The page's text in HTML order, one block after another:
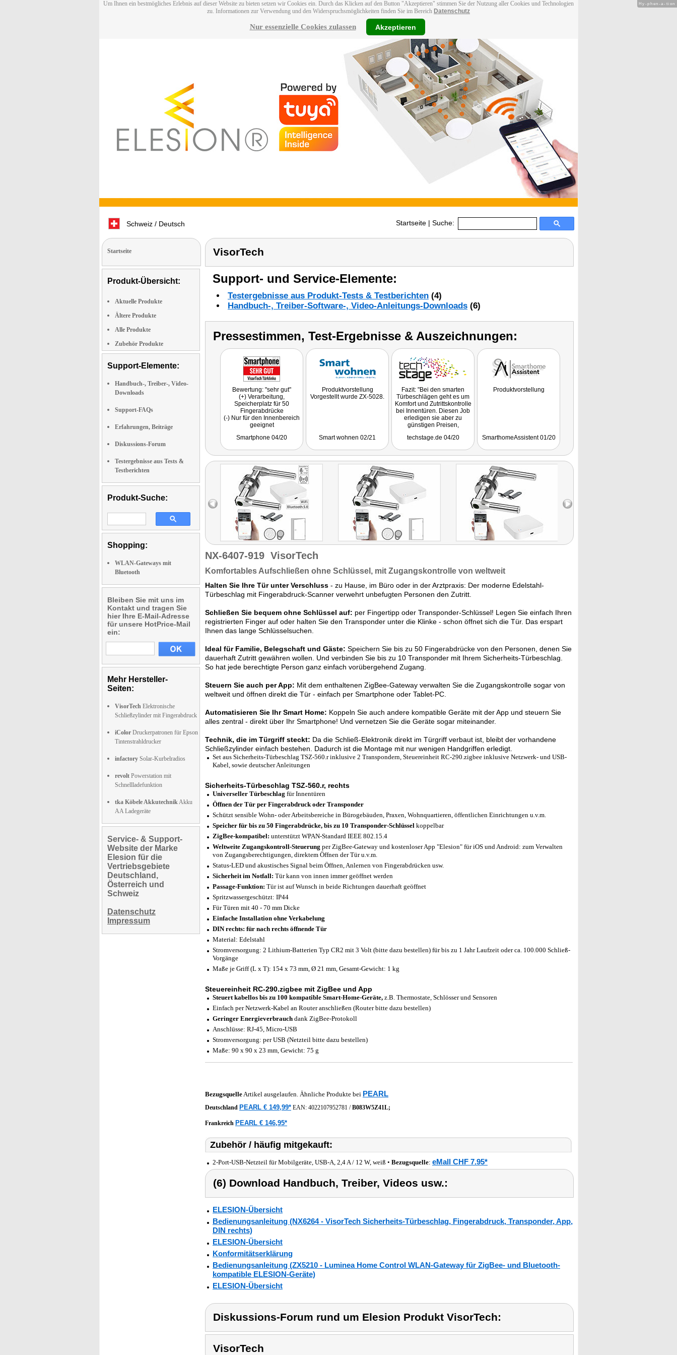
Um Ihnen ein bestmögliches Erlebnis auf dieser Website zu bieten setzen wir Cookies ein. Durch das Klicken auf den Button "Akzeptieren" stimmen Sie der Nutzung aller Cookies und Technologien
zu. Informationen zur Verwendung und den Widerspruchsmöglichkeiten finden Sie im Bereich Datenschutz
Nur essenzielle Cookies zulassen Akzeptieren
Schweiz / Deutsch Startseite | Suche:
Startseite
Produkt-Übersicht:
Aktuelle Produkte
Ältere Produkte
Alle Produkte
Zubehör Produkte
Support-Elemente:
Handbuch-, Treiber-, Video-
Downloads
Support-FAQs
Erfahrungen, Beiträge
Diskussions-Forum
Testergebnisse aus Tests &
Testberichten
Produkt-Suche:
Shopping:
WLAN-Gateways mit
Bluetooth
Bleiben Sie mit uns im
Kontakt und tragen Sie
hier Ihre E-Mail-Adresse
für unsere HotPrice-Mail
ein:
Mehr Hersteller-
Seiten:
VisorTech Elektronische
Schließzylinder mit Fingerabdruck
iColor Druckerpatronen für Epson
Tintenstrahldrucker
infactory Solar-Kurbelradios
revolt Powerstation mit
Schnellladefunktion
tka Köbele AkkutechnikAkku
AA Ladegeräte
Service- & Support-
Website der Marke
Elesion für die
Vertriebsgebiete
Deutschland,
Österreich und
Schweiz
Datenschutz
Impressum
VisorTech
Support- und Service-Elemente:
Testergebnisse aus Produkt-Tests & Testberichten (4)
Handbuch-, Treiber-Software-, Video-Anleitungs-Downloads (6)
Pressestimmen, Test-Ergebnisse & Auszeichnungen:
Bewertung: "sehr gut"
(+) Verarbeitung,
Speicherplatz für 50
Fingerabdrücke
(-) Nur für den Innenbereich
geeignet
Edelstahl gefertigten
wahlweise mittels
Fingerabdruck oder ...
Transponder auf- bzw.
abschließen."
Getestet wurde NX-6264.
Smartphone 04/20
Produktvorstellung
Vorgestellt wurde ZX-5028.
Smart wohnen 02/21
Fazit: "Bei den smarten
Türbeschlägen geht es um
Komfort und Zutrittskontrolle
bei Innentüren. Diesen Job
erledigen sie aber zu
günstigen Preisen,
Bravour."
techstage.de 04/20
Produktvorstellung
SmarthomeAssistent 01/20
NX-6407-919 VisorTech
Komfortables Aufschließen ohne Schlüssel, mit Zugangskontrolle von weltweit
Halten Sie Ihre Tür unter Verschluss - zu Hause, im Büro oder in der Arztpraxis: Der moderne Edelstahl-
Türbeschlag mit Fingerabdruck-Scanner verwehrt unbefugten Personen den Zutritt.
Schließen Sie bequem ohne Schlüssel auf: per Fingertipp oder Transponder-Schlüssel! Legen Sie einfach Ihren
registrierten Finger auf oder halten Sie den Transponder unter die Klinke - schon öffnet sich die Tür. Das erspart
Ihnen das lange Schlüsselsuchen.
Ideal für Familie, Belegschaft und Gäste: Speichern Sie bis zu 50 Fingerabdrücke von den Personen, denen Sie
dauerhaft Zutritt gewähren wollen. Und verbinden Sie bis zu 10 Transponder mit Ihrem Sicherheits-Türbeschlag.
So hat jede berechtigte Person ganz einfach vorübergehend Zugang.
Steuern Sie auch per App: Mit dem enthaltenen ZigBee-Gateway verwalten Sie die Zugangskontrolle sogar von
weltweit und öffnen direkt die Tür - einfach per Smartphone oder Tablet-PC.
Automatisieren Sie Ihr Smart Home: Koppeln Sie auch andere kompatible Geräte mit der App und steuern Sie
alles zentral - direkt über Ihr Smartphone! Und vernetzen Sie die Geräte sogar miteinander.
Technik, die im Türgriff steckt: Da die Schließ-Elektronik direkt im Türgriff verbaut ist, bleibt der vorhandene
Schließzylinder einfach bestehen. Dadurch ist die Montage mit nur wenigen Handgriffen erledigt.
Set aus Sicherheits-Türbeschlag TSZ-560.r inklusive 2 Transpondern, Steuereinheit RC-290.zigbee inklusive Netzwerk- und USB-
Kabel, sowie deutscher Anleitungen
Sicherheits-Türbeschlag TSZ-560.r, rechts
Universeller Türbeschlag für Innentüren
Öffnen der Tür per Fingerabdruck oder Transponder
Schützt sensible Wohn- oder Arbeitsbereiche in Bürogebäuden, Praxen, Wohnquartieren, öffentlichen Einrichtungen u.v.m.
Speicher für bis zu 50 Fingerabdrücke, bis zu 10 Transponder-Schlüssel koppelbar
ZigBee-kompatibel: unterstützt WPAN-Standard IEEE 802.15.4
Weltweite Zugangskontroll-Steuerung per ZigBee-Gateway und kostenloser App "Elesion" für iOS und Android: zum Verwalten
von Zugangsberechtigungen, direktem Öffnen der Tür u.v.m.
Status-LED und akustisches Signal beim Öffnen, Anlernen von Fingerabdrücken usw.
Sicherheit im Notfall: Tür kann von innen immer geöffnet werden
Passage-Funktion: Tür ist auf Wunsch in beide Richtungen dauerhaft geöffnet
Spritzwassergeschützt: IP44
Für Türen mit 40 - 70 mm Dicke
Einfache Installation ohne Verkabelung
DIN rechts: für nach rechts öffnende Tür
Material: Edelstahl
Stromversorgung: 2 Lithium-Batterien Typ CR2 mit 3 Volt (bitte dazu bestellen) für bis zu 1 Jahr Laufzeit oder ca. 100.000 Schließ-
Vorgänge
Maße je Griff (L x T): 154 x 73 mm, Ø 21 mm, Gesamt-Gewicht: 1 kg
Steuereinheit RC-290.zigbee mit ZigBee und App
Steuert kabellos bis zu 100 kompatible Smart-Home-Geräte, z.B. Thermostate, Schlösser und Sensoren
Einfach per Netzwerk-Kabel an Router anschließen (Router bitte dazu bestellen)
Geringer Energieverbrauch dank ZigBee-Protokoll
Anschlüsse: RJ-45, Micro-USB
Stromversorgung: per USB (Netzteil bitte dazu bestellen)
Maße: 90 x 90 x 23 mm, Gewicht: 75 g
BezugsquelleArtikel ausgelaufen. Ähnliche Produkte bei PEARL
Deutschland PEARL € 149,99* EAN: 4022107952781 /B083W5Z41L;
Frankreich PEARL € 146,95*
Zubehör / häufig mitgekauft:
2-Port-USB-Netzteil für Mobilgeräte, USB-A, 2,4 A / 12 W, weiß • Bezugsquelle: eMall CHF 7.95*
(6) Download Handbuch, Treiber, Videos usw.:
ELESION-Übersicht
Bedienungsanleitung (NX6264 - VisorTech Sicherheits-Türbeschlag, Fingerabdruck, Transponder, App,
DIN rechts)
ELESION-Übersicht
Konformitätserklärung
Bedienungsanleitung (ZX5210 - Luminea Home Control WLAN-Gateway für ZigBee- und Bluetooth-
kompatible ELESION-Geräte)
ELESION-Übersicht
Diskussions-Forum rund um Elesion Produkt VisorTech:
VisorTech
Hy-phen-a-tion